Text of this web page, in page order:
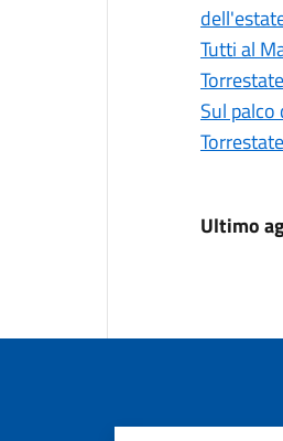
Tutti al
Sul
Ultimo